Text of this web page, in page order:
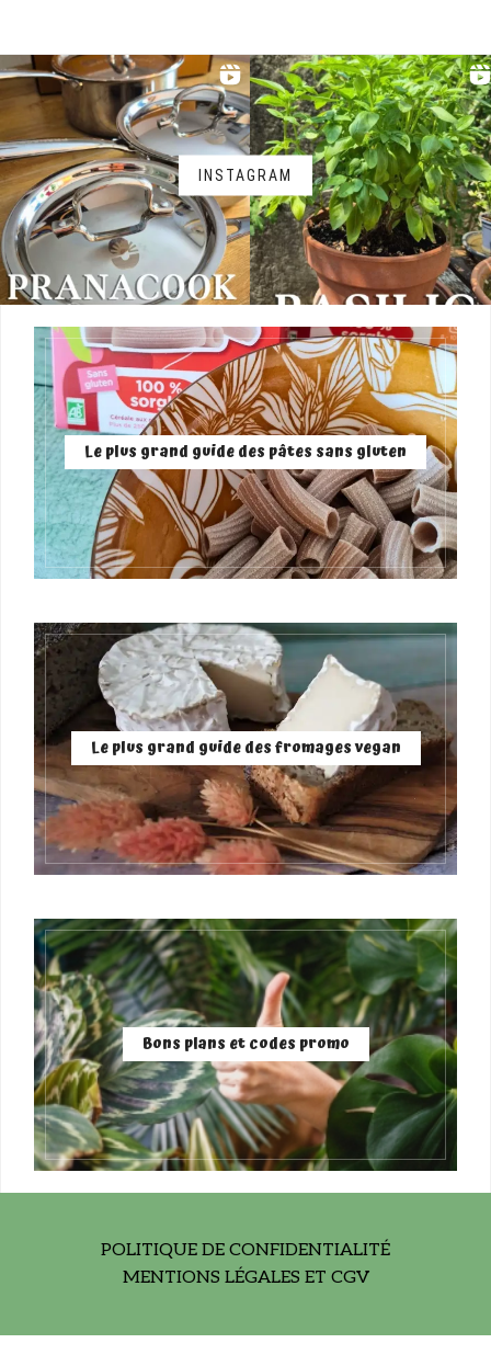
INSTAGRAM
Le plus grand guide des pâtes sans gluten
Le plus grand guide des fromages vegan
Bons plans et codes promo
POLITIQUE DE CONFIDENTIALITÉ
MENTIONS LÉGALES ET CGV